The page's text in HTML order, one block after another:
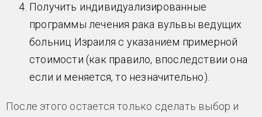
Получить индивидуализированные
программы лечения рака вульвы ведущих
больниц Израиля с указанием примерной
стоимости (как правило, впоследствии она
если и меняется, то незначительно).
После этого остается только сделать выбор и